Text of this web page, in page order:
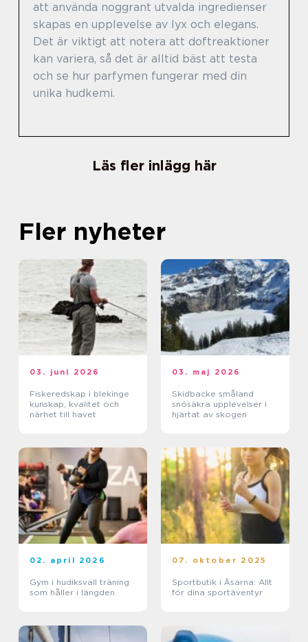
att använda noggrant utvalda ingredienser
skapas en upplevelse av lyx och elegans.
Det är viktigt att notera att doftreaktioner
kan variera, så det är alltid bäst att testa
och se hur parfymen fungerar med din
unika hudkemi.
Läs fler inlägg här
Fler nyheter
03. juni 2026
Fiskeredskap i blekinge
kunskap, kvalitet och
närhet till havet
03. maj 2026
Skidbacke småland
snösäkra upplevelser i
hjärtat av skogen
02. april 2026
Gym i hudiksvall träning
som håller i längden
07. oktober 2025
Sportbutik i Åsarna: Allt
för dina sportäventyr